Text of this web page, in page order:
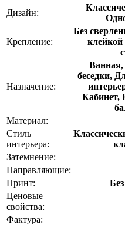
Дизайн:
Крепление:
Без
Назначение:
Ванная,
беседки,
Кабинет,
Материал:
Стиль
интерьера:
Затемнение:
Направляющие:
Принт:
Ценовые
свойства:
Фактура: